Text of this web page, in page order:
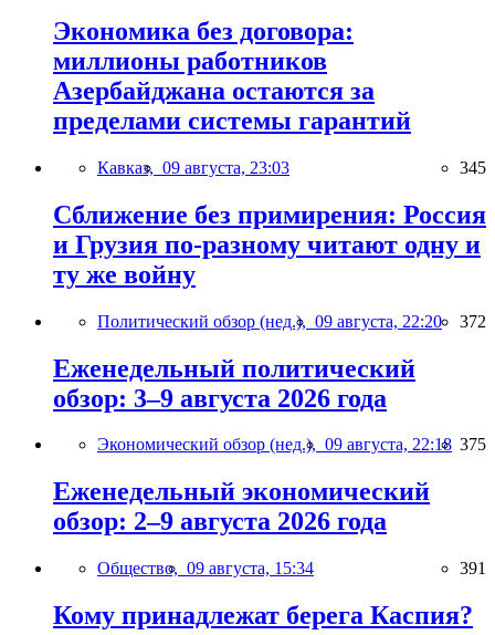
Экономика без договора:
миллионы работников
Азербайджана остаются за
пределами системы гарантий
Кавказ, 09 августа, 23:03 345
Сближение без примирения: Россия
и Грузия по-разному читают одну и
ту же войну
Политический обзор (нед.), 09 августа, 22:20 372
Еженедельный политический
обзор: 3–9 августа 2026 года
Экономический обзор (нед.), 09 августа, 22:18 375
Еженедельный экономический
обзор: 2–9 августа 2026 года
Общество, 09 августа, 15:34 391
Кому принадлежат берега Каспия?